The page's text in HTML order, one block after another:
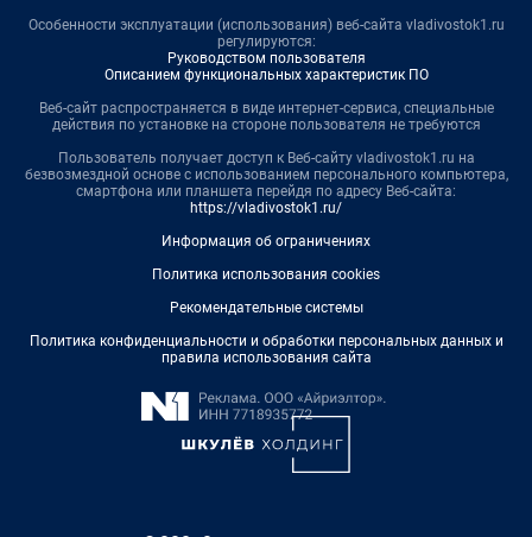
Особенности эксплуатации (использования) веб-сайта vladivostok1.ru
регулируются:
Руководством пользователя
Описанием функциональных характеристик ПО
Веб-сайт распространяется в виде интернет-сервиса, специальные
действия по установке на стороне пользователя не требуются
Пользователь получает доступ к Веб-сайту vladivostok1.ru на
безвозмездной основе с использованием персонального компьютера,
смартфона или планшета перейдя по адресу Веб-сайта:
https://vladivostok1.ru/
Информация об ограничениях
Политика использования cookies
Рекомендательные системы
Политика конфиденциальности и обработки персональных данных и
правила использования сайта